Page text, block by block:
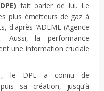
fait parler de lui. Le
plus émetteurs de gaz à
d'après l’ADEME (Agence
Aussi, la performance
une information cruciale
le DPE a connu de
sa création, jusqu’à